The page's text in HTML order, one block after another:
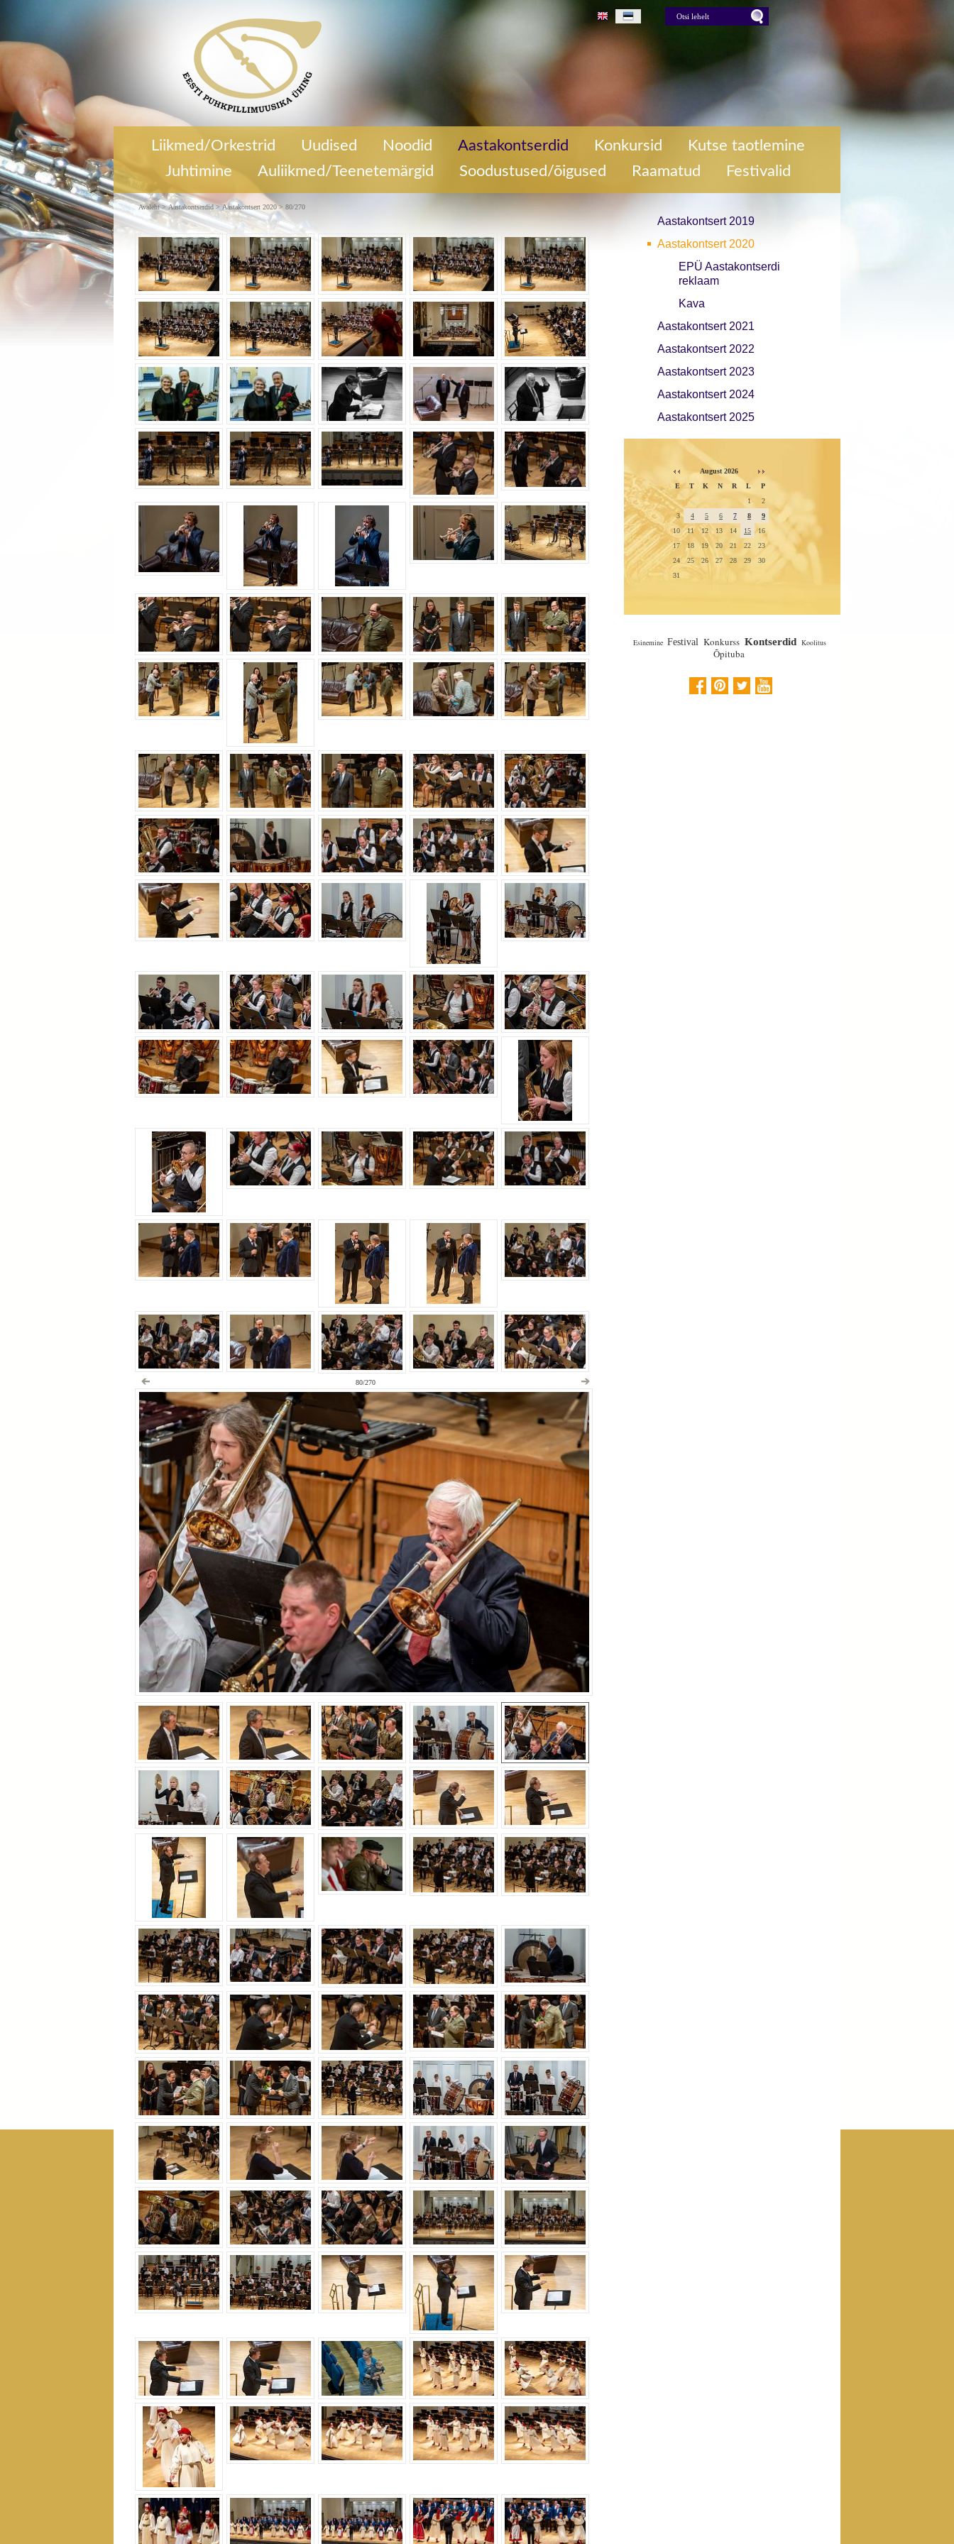
Aastakontsert 2020
Liikmed/Orkestrid Uudised Noodid Aastakontserdid Konkursid
Kutse taotlemine
Juhtimine
Auliikmed/Teenetemärgid Soodustused/õigused Raamatud Festivalid
Aastakontsert 2019
Aastakontsert 2020
EPÜ Aastakontserdi
reklaam
Kava
Aastakontsert 2021
Aastakontsert 2022
Aastakontsert 2023
Aastakontsert 2024
Aastakontsert 2025
Avaleht>Aastakontserdid>Aastakontsert 2020> 80/270
80/270
August 2026
E
T K N R L
P
1
2
3
4 5 6 7 8
9
10
11 12 13 14 15
16
17
18 19 20 21 22
23
24
25 26 27 28 29
30
31
Esinemine Festival Konkurss Kontserdid Koolitus
Õpituba